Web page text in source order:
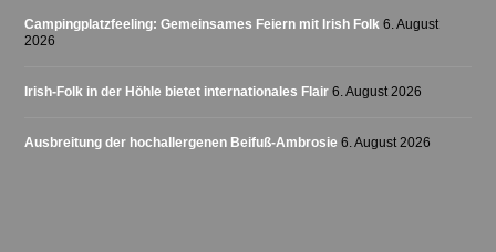
Campingplatzfeeling: Gemeinsames Feiern mit Irish Folk 6. August
2026
Irish-Folk in der Höhle bietet internationales Flair 6. August 2026
Ausbreitung der hochallergenen Beifuß-Ambrosie 6. August 2026